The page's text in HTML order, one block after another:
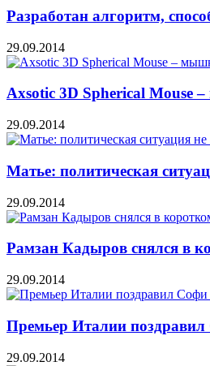
Разработан алгоритм,
29.09.2014
Axsotic 3D Spherical Mouse
29.09.2014
Матье: политическая
29.09.2014
Рамзан Кадыров снялся в
29.09.2014
Премьер Италии
29.09.2014